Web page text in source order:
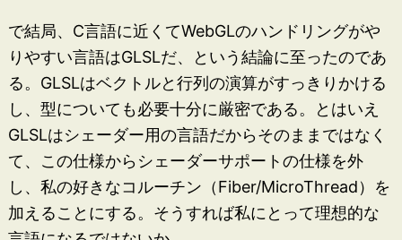
で結局、C言語に近くてWebGLのハンドリングがや
りやすい言語はGLSLだ、という結論に至ったのであ
る。GLSLはベクトルと行列の演算がすっきりかける
し、型についても必要十分に厳密である。とはいえ
GLSLはシェーダー用の言語だからそのままではなく
て、この仕様からシェーダーサポートの仕様を外
し、私の好きなコルーチン（Fiber/MicroThread）を
加えることにする。そうすれば私にとって理想的な